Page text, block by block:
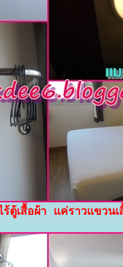
ตู้เสื้อผ้า แค่ราวแขวนเ